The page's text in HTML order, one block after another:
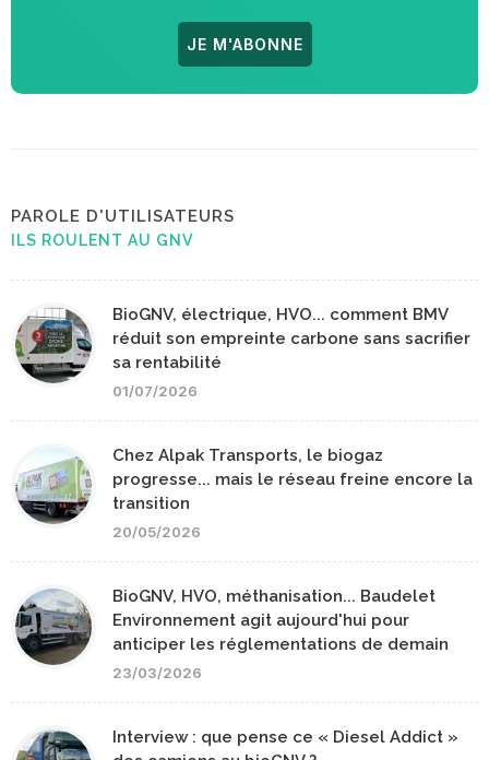
JE M'ABONNE
PAROLE D'UTILISATEURS
ILS ROULENT AU GNV
BioGNV, électrique, HVO... comment BMV
réduit son empreinte carbone sans sacrifier
sa rentabilité
01/07/2026
Chez Alpak Transports, le biogaz
progresse... mais le réseau freine encore la
transition
20/05/2026
BioGNV, HVO, méthanisation... Baudelet
Environnement agit aujourd'hui pour
anticiper les réglementations de demain
23/03/2026
Interview : que pense ce « Diesel Addict »